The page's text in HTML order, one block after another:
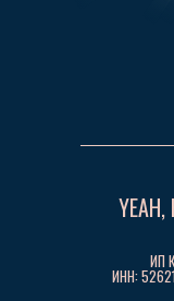
ИП
ИНН:
YEAH,